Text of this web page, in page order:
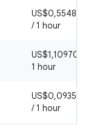
/ 1 hour
1 hour
/ 1 hour